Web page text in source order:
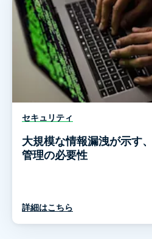
セキュリティ
大規模な情報漏洩が示す
管理の必要性
詳細はこちら